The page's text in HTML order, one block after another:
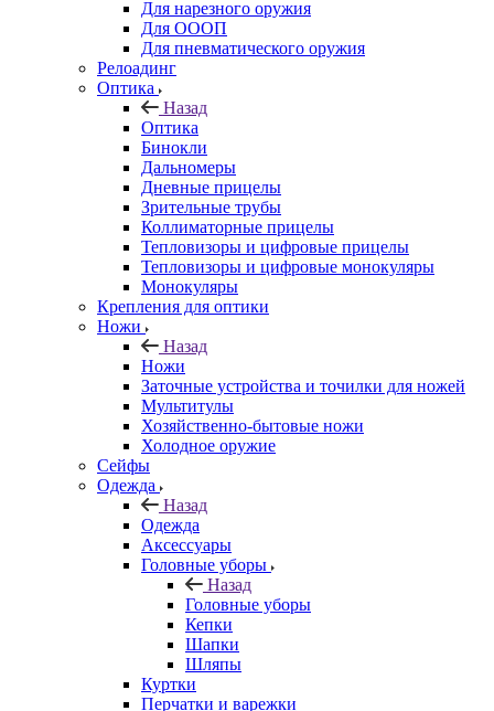
Для нарезного оружия
Для ОООП
Для пневматического оружия
Релоадинг
Оптика
Назад
Оптика
Бинокли
Дальномеры
Дневные прицелы
Зрительные трубы
Коллиматорные прицелы
Тепловизоры и цифровые прицелы
Тепловизоры и цифровые монокуляры
Монокуляры
Крепления для оптики
Ножи
Назад
Ножи
Заточные устройства и точилки для ножей
Мультитулы
Хозяйственно-бытовые ножи
Холодное оружие
Сейфы
Одежда
Назад
Одежда
Аксессуары
Головные уборы
Назад
Головные уборы
Кепки
Шапки
Шляпы
Куртки
Перчатки и варежки